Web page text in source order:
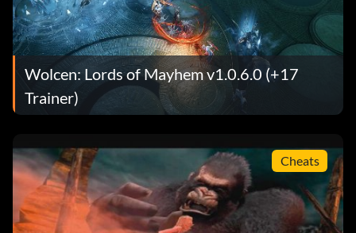
Wolcen: Lords of Mayhem v1.0.6.0 (+17
Trainer)
Cheats